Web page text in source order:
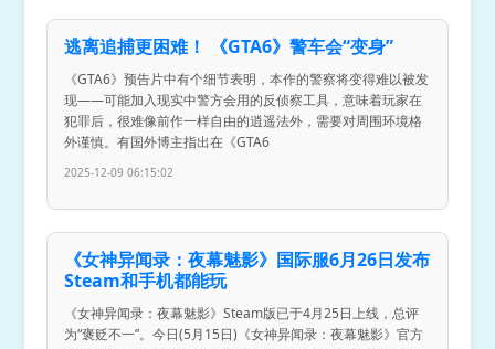
逃离追捕更困难！ 《GTA6》警车会“变身”
《GTA6》预告片中有个细节表明，本作的警察将变得难以被发
现——可能加入现实中警方会用的反侦察工具，意味着玩家在
犯罪后，很难像前作一样自由的逍遥法外，需要对周围环境格
外谨慎。有国外博主指出在《GTA6
2025-12-09 06:15:02
《女神异闻录：夜幕魅影》国际服6月26日发布
Steam和手机都能玩
《女神异闻录：夜幕魅影》Steam版已于4月25日上线，总评
为“褒贬不一”。今日(5月15日)《女神异闻录：夜幕魅影》官方